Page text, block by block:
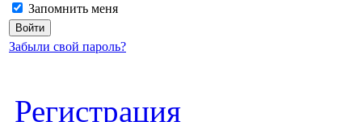
Запомнить меня
Забыли свой пароль?
Регистрация